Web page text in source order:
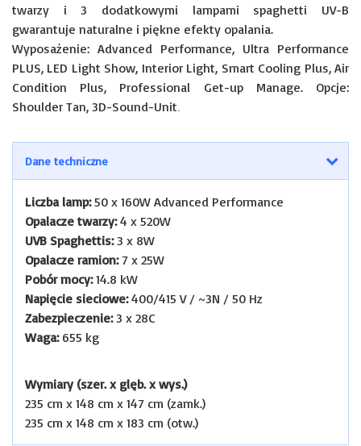
twarzy i 3 dodatkowymi lampami spaghetti UV-B
gwarantuje naturalne i piękne efekty opalania.
Wyposażenie: Advanced Performance, Ultra Performance
PLUS, LED Light Show, Interior Light, Smart Cooling Plus, Air
Condition Plus, Professional Get-up Manage. Opcje:
Shoulder Tan, 3D-Sound-Unit.
Dane techniczne
Liczba lamp:50 x 160W Advanced Performance
Opalacze twarzy:4 x 520W
UVB Spaghettis:3 x 8W
Opalacze ramion:7 x 25W
Pobór mocy:14.8 kW
Napięcie sieciowe:400/415 V / ~3N / 50 Hz
Zabezpieczenie:3 x 28C
Waga:655 kg
Wymiary (szer. x glęb. x wys.)
235 cm x 148 cm x 147 cm (zamk.)
235 cm x 148 cm x 183 cm (otw.)